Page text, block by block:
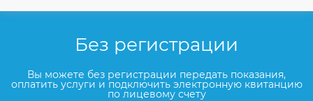
Без регистрации
Вы можете без регистрации передать показания,
оплатить услуги и подключить электронную квитанцию
по лицевому счету